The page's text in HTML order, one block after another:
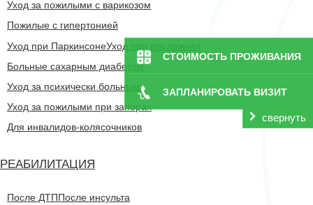
СТОИМОСТЬ ПРОЖИВАНИЯ
ЗАПЛАНИРОВАТЬ ВИЗИТ
свернуть
Уход за пожилыми с варикозом
Пожилые с гипертонией
Уход при ПаркинсонеУход при пролежнях
Больные сахарным диабетом
Уход за психически больными
Уход за пожилыми при запорах
Для инвалидов-колясочников
РЕАБИЛИТАЦИЯ
После ДТППосле инсульта